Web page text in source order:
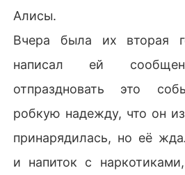
Алисы.
Вчера была их вторая
написал ей
отпраздновать это
робкую надежду, что он
принарядилась, но её
и напиток с